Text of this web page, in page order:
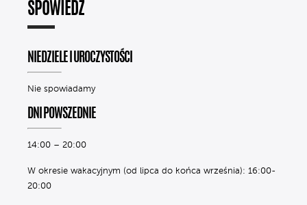
SPOWIEDŹ
NIEDZIELE I UROCZYSTOŚCI
Nie spowiadamy
DNI POWSZEDNIE
14:00 – 20:00
W okresie wakacyjnym (od lipca do końca września): 16:00-
20:00